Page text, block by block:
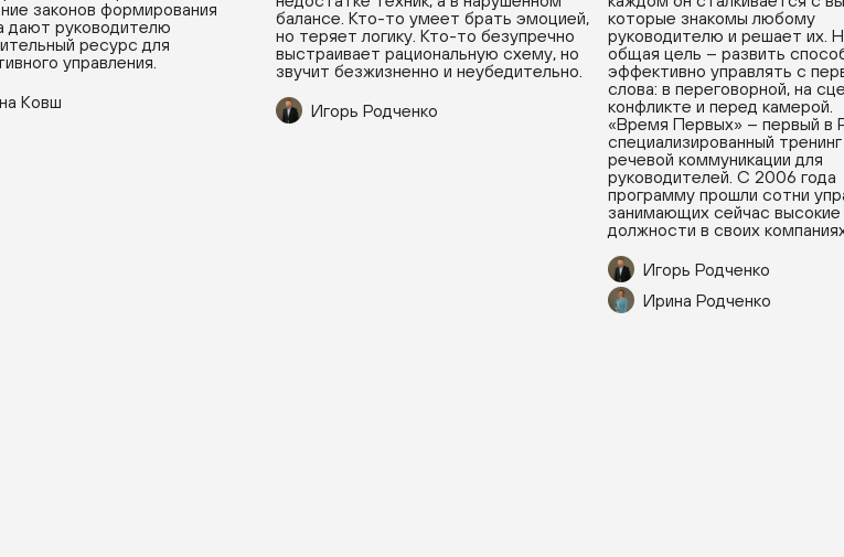
законов формирования
дают руководителю
ресурс для
управления.
Ковш
балансе. Кто-то умеет брать эмоцией,
но теряет логику. Кто-то безупречно
выстраивает рациональную схему, но
звучит безжизненно и неубедительно.
Игорь Родченко
которые знакомы любому
руководителю и решает их.
общая цель – развить
эффективно управлять с
слова: в переговорной, на
конфликте и перед камерой.
«Время Первых» – первый в
специализированный тренинг
речевой коммуникации для
руководителей. С 2006 года
программу прошли сотни
занимающих сейчас высокие
должности в своих
Игорь Родченко
Ирина Родченко